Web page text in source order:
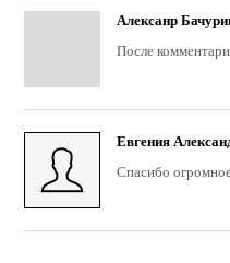
Алексанр
После
Евгения
Спасибо